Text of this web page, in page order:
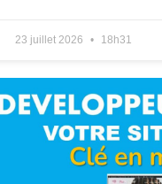
23 juillet 2026 18h31